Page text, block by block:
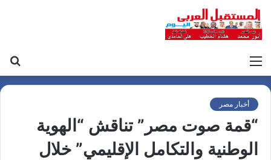
أخبار مصر
“قمة صوت مصر” تناقش “الهوية
الوطنية والتكامل الإقليمي” خلال